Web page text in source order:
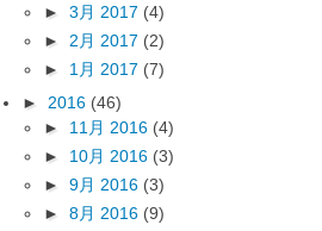
► 3月 2017 (4)
► 2月 2017 (2)
► 1月 2017 (7)
► 2016 (46)
► 11月 2016 (4)
► 10月 2016 (3)
► 9月 2016 (3)
► 8月 2016 (9)